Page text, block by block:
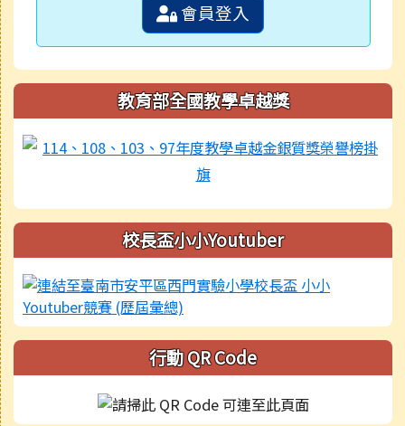
會員登入
教育部全國教學卓越獎
校長盃小小Youtuber
行動 QR Code